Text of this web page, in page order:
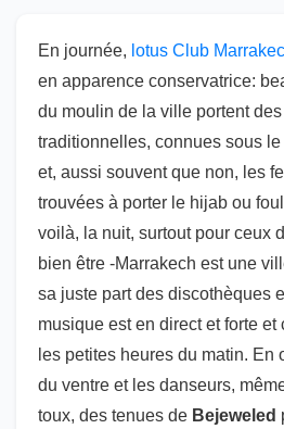
En journée, lotus Club
en apparence conservatrice:
du moulin de la ville portent
traditionnelles, connues sous
et, aussi souvent que non, les
trouvées à porter le hijab ou
voilà, la nuit, surtout pour ceux
bien être -Marrakech est une
sa juste part des discothèques
musique est en direct et forte
les petites heures du matin. En
du ventre et les danseurs,
toux, des tenues de Bejeweled